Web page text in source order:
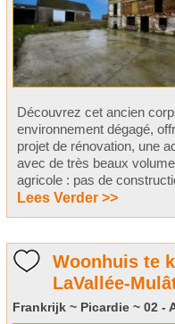
Découvrez cet ancien
environnement dégagé,
projet de rénovation, une
avec de très beaux
agricole : pas de
Lees Verder >>
Woonhuis te
LaVallée-
Frankrijk ~ Picardie ~ 02 -